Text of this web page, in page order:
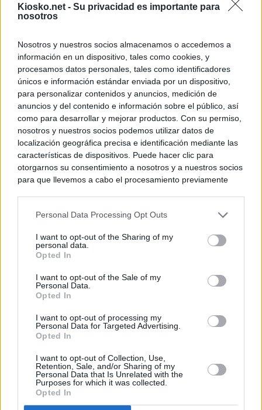
Kiosko.net - Su privacidad es importante para
nosotros
Nosotros y nuestros socios almacenamos o accedemos a
información en un dispositivo, tales como cookies, y
procesamos datos personales, tales como identificadores
únicos e información estándar enviada por un dispositivo,
para personalizar contenidos y anuncios, medición de
anuncios y del contenido e información sobre el público, así
como para desarrollar y mejorar productos. Con su permiso,
nosotros y nuestros socios podemos utilizar datos de
localización geográfica precisa e identificación mediante las
características de dispositivos. Puede hacer clic para
otorgarnos su consentimiento a nosotros y a nuestros socios
para que llevemos a cabo el procesamiento previamente
negar su consentimiento. Tenga en cuenta que algún
de su consentimiento, pero usted tiene el derecho de
rechazar tal procesamiento. Sus preferencias se aplicarán
cualquier momento entrando de nuevo en este sitio web o
visitando nuestra política de privacidad.
Personal Data Processing Opt Outs
I want to opt-out of the Sharing of my
personal data.
Opted In
I want to opt-out of the Sale of my
Personal Data.
Opted In
I want to opt-out of processing my
Personal Data for Targeted Advertising.
Opted In
I want to opt-out of Collection, Use,
Retention, Sale, and/or Sharing of my
Personal Data that Is Unrelated with the
Purposes for which it was collected.
Opted In